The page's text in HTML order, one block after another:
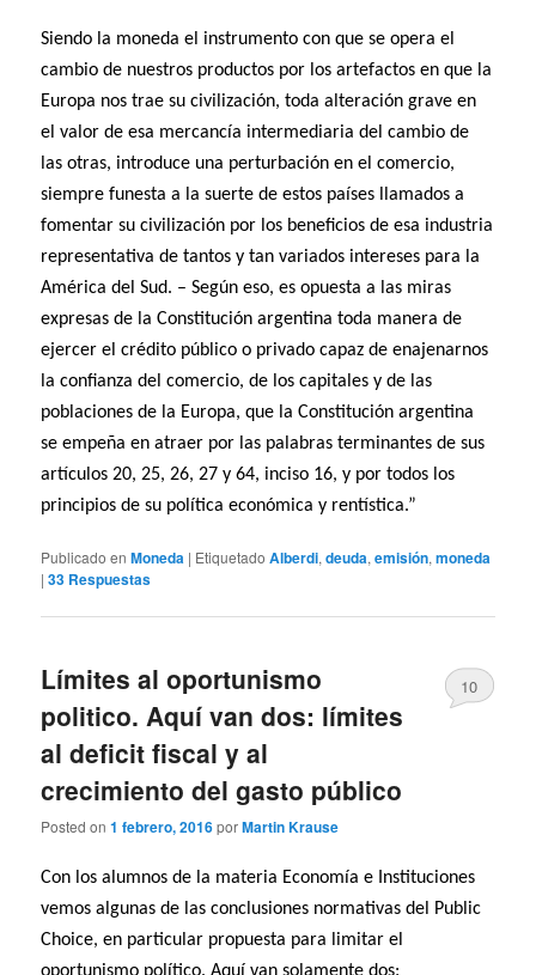
Siendo la moneda el instrumento con que se opera el
cambio de nuestros productos por los artefactos en que la
Europa nos trae su civilización, toda alteración grave en
el valor de esa mercancía intermediaria del cambio de
las otras, introduce una perturbación en el comercio,
siempre funesta a la suerte de estos países llamados a
fomentar su civilización por los beneficios de esa industria
representativa de tantos y tan variados intereses para la
América del Sud. – Según eso, es opuesta a las miras
expresas de la Constitución argentina toda manera de
ejercer el crédito público o privado capaz de enajenarnos
la confianza del comercio, de los capitales y de las
poblaciones de la Europa, que la Constitución argentina
se empeña en atraer por las palabras terminantes de sus
artículos 20, 25, 26, 27 y 64, inciso 16, y por todos los
principios de su política económica y rentística.”
Publicado en Moneda | Etiquetado Alberdi,deuda,emisión,moneda
|33 Respuestas
Límites al oportunismo
politico. Aquí van dos: límites
al deficit fiscal y al
crecimiento del gasto público
Posted on1 febrero, 2016porMartin Krause
10
Con los alumnos de la materia Economía e Instituciones
vemos algunas de las conclusiones normativas del Public
Choice, en particular propuesta para limitar el